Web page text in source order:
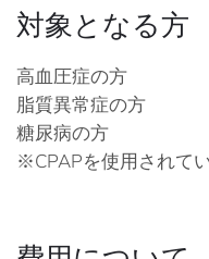
対象となる方
高血圧症の方
脂質異常症の方
糖尿病の方
※CPAPを使用されて